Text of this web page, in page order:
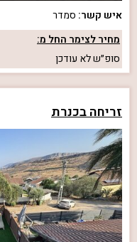
איש קשר: סמדר
מחיר לצימר החל מ:
סופ״שלא עודכן
זריחה בכנרת